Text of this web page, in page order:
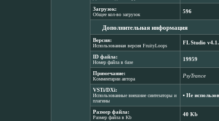
Загрузок:
Общее кол-во загрузок
596
Дополнительная информация
Версия:
Использованная версия FruityLoops
FL Studio
ID файла:
Номер файла в базе
19959
Примечание:
Комментарии автора
PsyTrance
VSTi/DXi:
Использованные внешние синтезаторы и
плагины
▪ Не
Размер файла:
Размер файла в Kb
40 Kb